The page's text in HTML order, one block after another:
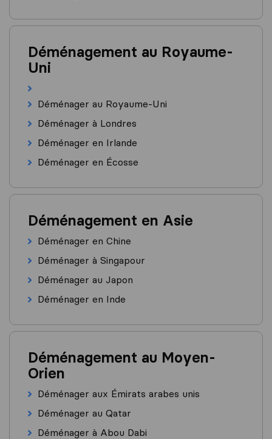
Déménagement au Royaume-
Uni
Déménager au Royaume-Uni
Déménager à Londres
Déménager en Irlande
Déménager en Écosse
Déménagement en Asie
Déménager en Chine
Déménager à Singapour
Déménager au Japon
Déménager en Inde
Déménagement au Moyen-
Orien
Déménager aux Émirats arabes unis
Déménager au Qatar
Déménager à Abou Dabi